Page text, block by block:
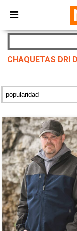
× App de
¡Mejores
CHAQUETAS DRI